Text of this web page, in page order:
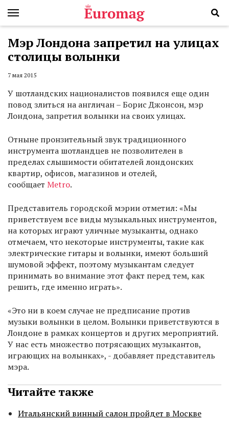
Мэр Лондона запретил на улицах
столицы волынки
7 мая 2015
У шотландских националистов появился еще один
повод злиться на англичан – Борис Джонсон, мэр
Лондона, запретил волынки на своих улицах.
Отныне пронзительный звук традиционного
инструмента шотландцев не позволителен в
пределах слышимости обитателей лондонских
квартир, офисов, магазинов и отелей,
сообщает Metro.
Представитель городской мэрии отметил: «Мы
приветствуем все виды музыкальных инструментов,
на которых играют уличные музыканты, однако
отмечаем, что некоторые инструменты, такие как
электрические гитары и волынки, имеют больший
шумовой эффект, поэтому музыкантам следует
принимать во внимание этот факт перед тем, как
решить, где именно играть».
«Это ни в коем случае не предписание против
музыки волынки в целом. Волынки приветствуются в
Лондоне в рамках концертов и других мероприятий.
У нас есть множество потрясающих музыкантов,
играющих на волынках», - добавляет представитель
мэра.
Читайте также
Итальянский винный салон пройдет в Москве